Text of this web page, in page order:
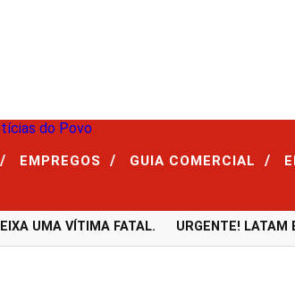
/ EMPREGOS / GUIA COMERCIAL /
UMA VÍTIMA FATAL. URGENTE! LATAM